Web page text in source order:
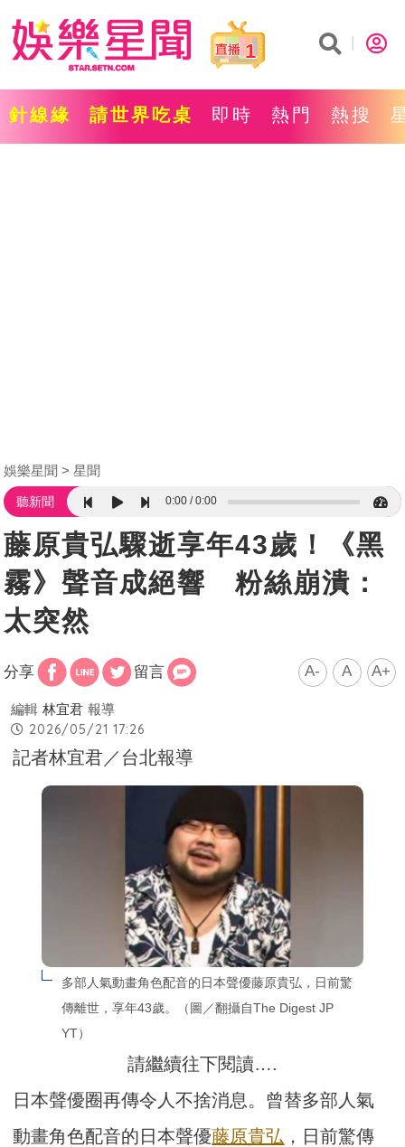
1
針線緣 請世界吃桌 即時 熱門 熱搜
娛樂星聞 星聞
聽新聞 0:00 0:00
藤原貴弘驟逝享年43歲！《黑
霧》聲音成絕響 粉絲崩潰：
太突然
分享 留言 A- A A+
編輯 林宜君 報導
2026/05/21 17:26
記者林宜君／台北報導
多部人氣動畫角色配音的日本聲優藤原貴弘，日前驚
傳離世，享年43歲。（圖／翻攝自The Digest JP
YT）
請繼續往下閱讀….
日本聲優圈再傳令人不捨消息。曾替多部人氣
動畫角色配音的日本聲優藤原貴弘 ，日前驚傳